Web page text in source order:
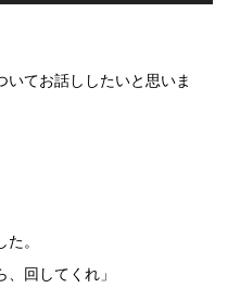
てお話ししたいと思いま
。
回してくれ」